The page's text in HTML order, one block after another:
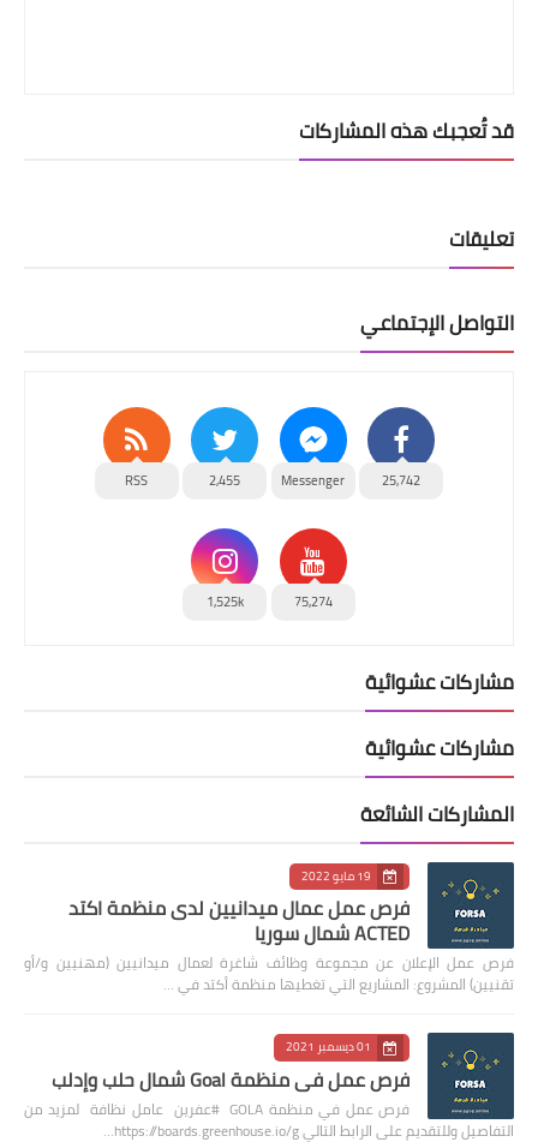
قد تُعجبك هذه المشاركات
تعليقات
التواصل الإجتماعي
25,742
Messenger
2,455
RSS
75,274
1,525k
مشاركات عشوائية
مشاركات عشوائية
المشاركات الشائعة
19 مايو 2022
فرص عمل عمال ميدانيين لدى منظمة اكتد
ACTED شمال سوريا
فرص عمل الإعلان عن مجموعة وظائف شاغرة لعمال ميدانيين (مهنيين و/أو
تقنيين) المشروع: المشاريع التي تغطيها منظمة أكتد في …
01 ديسمبر 2021
فرص عمل في منظمة Goal شمال حلب وإدلب
فرص عمل في منظمة GOLA #عفرين عامل نظافة لمزيد من
التفاصيل وللتقديم على الرابط التالي https://boards.greenhouse.io/g…